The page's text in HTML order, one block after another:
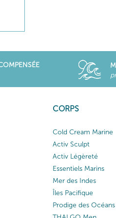
CORPS
Cold Cream Marine
Activ Sculpt
Activ Légèreté
Essentiels Marins
Mer des Indes
Îles Pacifique
Prodige des Océans